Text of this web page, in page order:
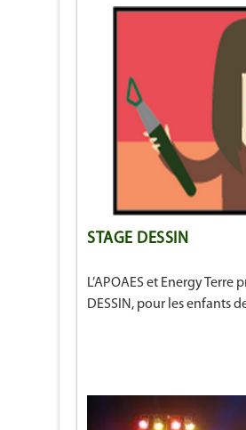
STAGE DESSIN
L’APOAES et Energy Terre
DESSIN, pour les enfants